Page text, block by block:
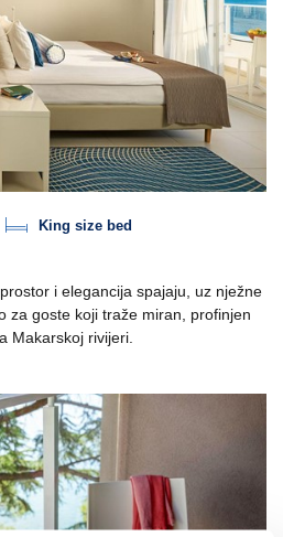
King size bed
i elegancija spajaju, uz nježne
za goste koji traže miran, profinjen
Makarskoj rivijeri.